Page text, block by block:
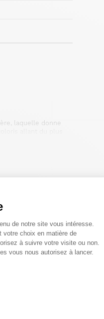
du
de notre site vous intéresse.
votre choix en matière de
à suivre votre visite ou non.
vous nous autorisez à lancer.
laquelle donne
la collection en